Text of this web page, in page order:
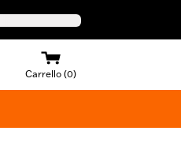
Carrello (0)